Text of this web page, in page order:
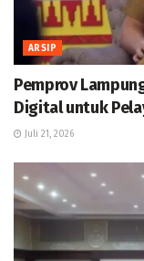
ARSIP
Pemprov
Digital untuk
Juli 21, 2026